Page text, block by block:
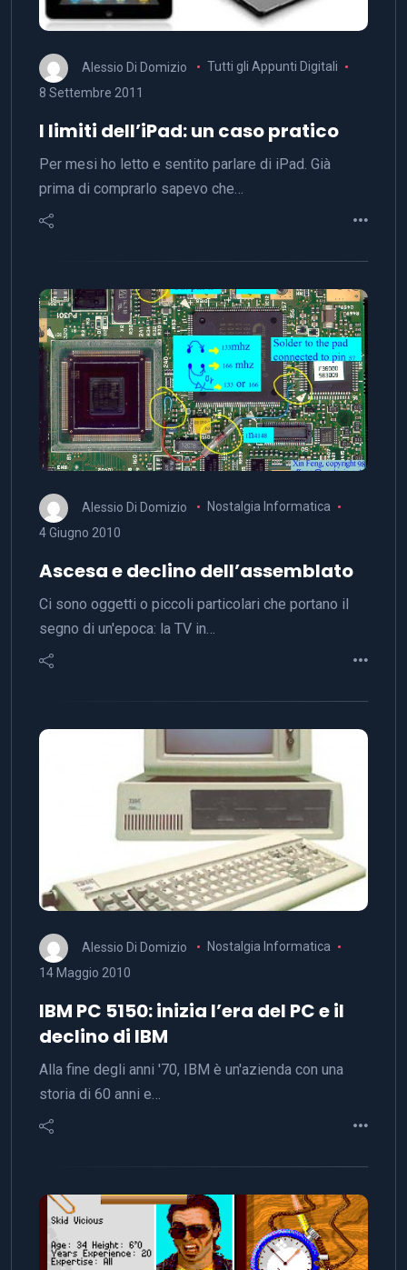
Alessio Di Domizio
Tutti gli Appunti Digitali
8 Settembre 2011
I limiti dell’iPad: un caso pratico
Per mesi ho letto e sentito parlare di iPad. Già
prima di comprarlo sapevo che…
Alessio Di Domizio
Nostalgia Informatica
4 Giugno 2010
Ascesa e declino dell’assemblato
Ci sono oggetti o piccoli particolari che portano il
segno di un'epoca: la TV in…
Alessio Di Domizio
Nostalgia Informatica
14 Maggio 2010
IBM PC 5150: inizia l’era del PC e il
declino di IBM
Alla fine degli anni '70, IBM è un'azienda con una
storia di 60 anni e…